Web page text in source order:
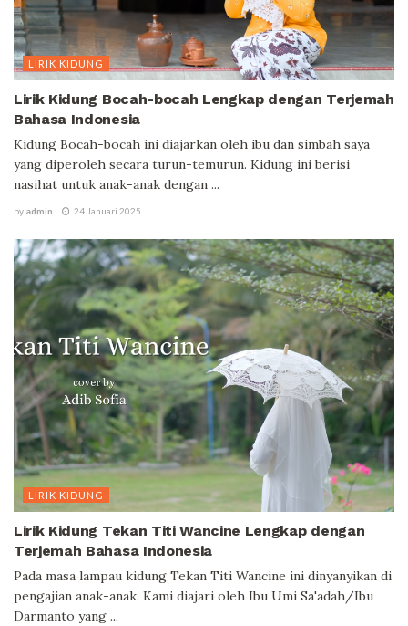
LIRIK KIDUNG
Lirik Kidung Bocah-bocah Lengkap dengan Terjemah
Bahasa Indonesia
Kidung Bocah-bocah ini diajarkan oleh ibu dan simbah saya
yang diperoleh secara turun-temurun. Kidung ini berisi
nasihat untuk anak-anak dengan ...
by admin 24 Januari 2025
LIRIK KIDUNG
Lirik Kidung Tekan Titi Wancine Lengkap dengan
Terjemah Bahasa Indonesia
Pada masa lampau kidung Tekan Titi Wancine ini dinyanyikan di
pengajian anak-anak. Kami diajari oleh Ibu Umi Sa'adah/Ibu
Darmanto yang ...